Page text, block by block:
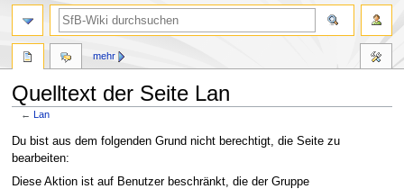
Quelltext der Seite Lan
← Lan
Zur
Navigation
springen
Zur
Suche
springen
Du bist aus dem folgenden Grund nicht berechtigt, die Seite zu
bearbeiten:
Diese Aktion ist auf Benutzer beschränkt, die der Gruppe
mehr